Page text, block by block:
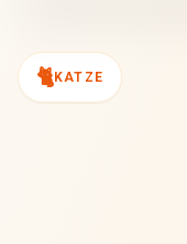
🐈KATZE